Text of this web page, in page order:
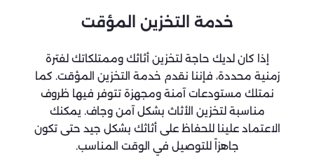
خدمة التخزين المؤقت
إذا كان لديك حاجة لتخزين أثاثك وممتلكاتك لفترة
زمنية محددة، فإننا نقدم خدمة التخزين المؤقت. كما
نمتلك مستودعات آمنة ومجهزة تتوفر فيها ظروف
مناسبة لتخزين الأثاث بشكل آمن وجاف. يمكنك
الاعتماد علينا للحفاظ على أثاثك بشكل جيد حتى تكون
جاهزاً للتوصيل في الوقت المناسب.